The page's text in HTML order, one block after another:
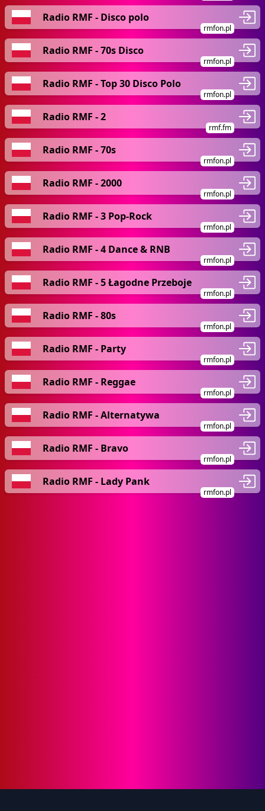
Radio RMF - Disco polo
rmfon.pl
Radio RMF - 70s Disco
rmfon.pl
Radio RMF - Top 30 Disco Polo
rmfon.pl
Radio RMF - 2
rmf.fm
Radio RMF - 70s
rmfon.pl
Radio RMF - 2000
rmfon.pl
Radio RMF - 3 Pop-Rock
rmfon.pl
Radio RMF - 4 Dance & RNB
rmfon.pl
Radio RMF - 5 Łagodne Przeboje
rmfon.pl
Radio RMF - 80s
rmfon.pl
Radio RMF - Party
rmfon.pl
Radio RMF - Reggae
rmfon.pl
Radio RMF - Alternatywa
rmfon.pl
Radio RMF - Bravo
rmfon.pl
Radio RMF - Lady Pank
rmfon.pl